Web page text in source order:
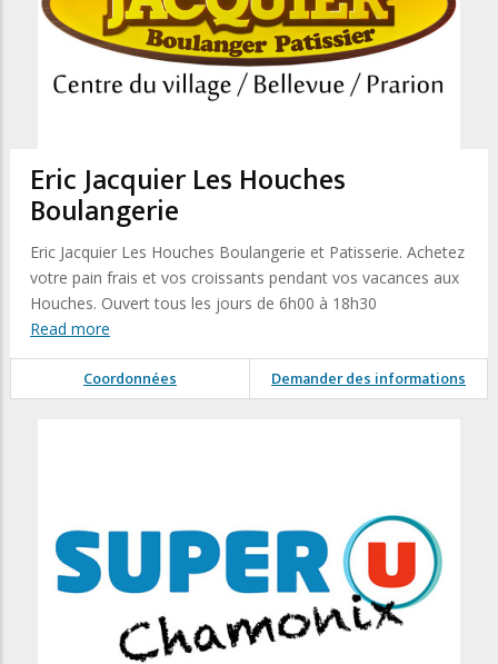
Eric Jacquier Les Houches
Boulangerie
Eric Jacquier Les Houches Boulangerie et Patisserie. Achetez
votre pain frais et vos croissants pendant vos vacances aux
Houches. Ouvert tous les jours de 6h00 à 18h30
Read more
Coordonnées Demander des informations